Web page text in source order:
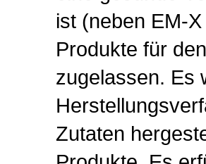
ist (neben EM-
Produkte für
zugelassen. Es
Zutaten